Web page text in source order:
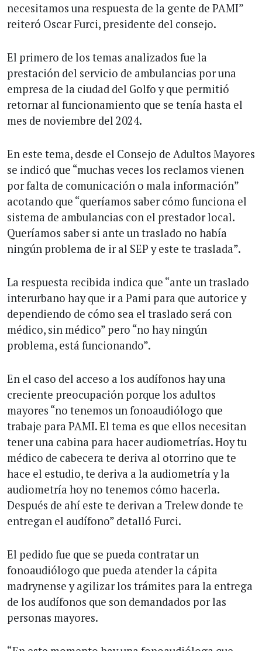
necesitamos una respuesta de la gente de PAMI”
reiteró Oscar Furci, presidente del consejo.
El primero de los temas analizados fue la
prestación del servicio de ambulancias por una
empresa de la ciudad del Golfo y que permitió
retornar al funcionamiento que se tenía hasta el
mes de noviembre del 2024.
En este tema, desde el Consejo de Adultos Mayores
se indicó que “muchas veces los reclamos vienen
por falta de comunicación o mala información”
acotando que “queríamos saber cómo funciona el
sistema de ambulancias con el prestador local.
Queríamos saber si ante un traslado no había
ningún problema de ir al SEP y este te traslada”.
La respuesta recibida indica que “ante un traslado
interurbano hay que ir a Pami para que autorice y
dependiendo de cómo sea el traslado será con
médico, sin médico” pero “no hay ningún
problema, está funcionando”.
En el caso del acceso a los audífonos hay una
creciente preocupación porque los adultos
mayores “no tenemos un fonoaudiólogo que
trabaje para PAMI. El tema es que ellos necesitan
tener una cabina para hacer audiometrías. Hoy tu
médico de cabecera te deriva al otorrino que te
hace el estudio, te deriva a la audiometría y la
audiometría hoy no tenemos cómo hacerla.
Después de ahí este te derivan a Trelew donde te
entregan el audífono” detalló Furci.
El pedido fue que se pueda contratar un
fonoaudiólogo que pueda atender la cápita
madrynense y agilizar los trámites para la entrega
de los audífonos que son demandados por las
personas mayores.